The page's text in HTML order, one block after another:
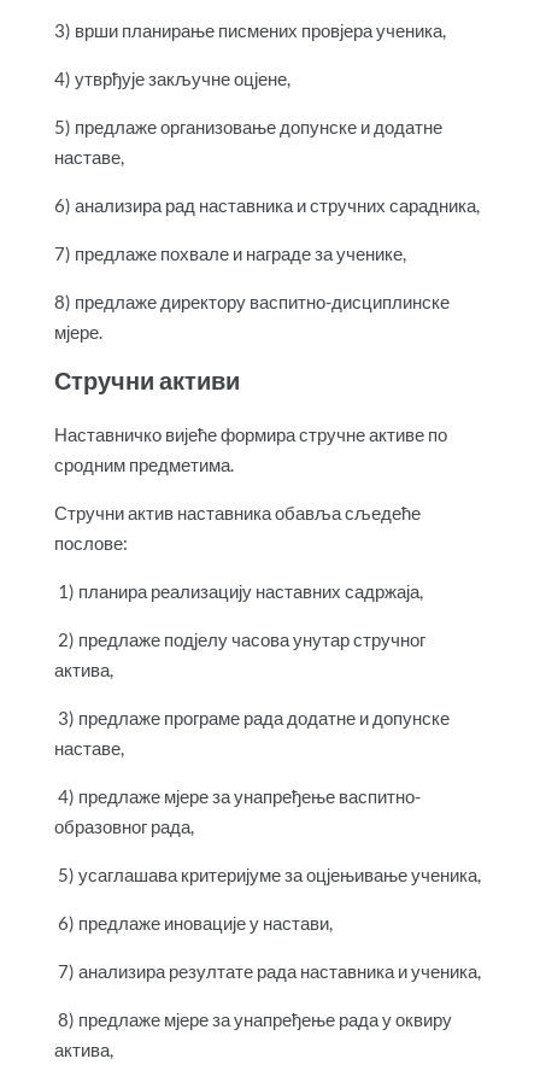
3) врши планирање писмених провјера ученика,
4) утврђује закључне оцјене,
5) предлаже организовање допунске и додатне
наставе,
6) анализира рад наставника и стручних сарадника,
7) предлаже похвале и награде за ученике,
8) предлаже директору васпитно-дисциплинске
мјере.
Стручни активи
Наставничко вијеће формира стручне активе по
сродним предметима.
Стручни актив наставника обавља сљедеће
послове:
1) планира реализацију наставних садржаја,
2) предлаже подјелу часова унутар стручног
актива,
3) предлаже програме рада додатне и допунске
наставе,
4) предлаже мјере за унапређење васпитно-
образовног рада,
5) усаглашава критеријуме за оцјењивање ученика,
6) предлаже иновације у настави,
7) анализира резултате рада наставника и ученика,
8) предлаже мјере за унапређење рада у оквиру
актива,